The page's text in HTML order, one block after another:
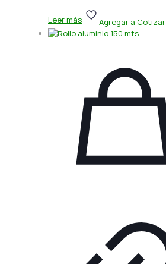
Leer más Agregar a Cotizar